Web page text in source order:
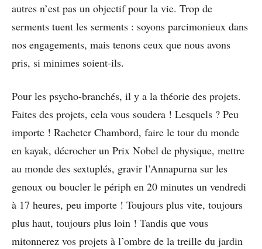
autres n’est pas un objectif pour la vie. Trop de
serments tuent les serments : soyons parcimonieux dans
nos engagements, mais tenons ceux que nous avons
pris, si minimes soient-ils.
Pour les psycho-branchés, il y a la théorie des projets.
Faites des projets, cela vous soudera ! Lesquels ? Peu
importe ! Racheter Chambord, faire le tour du monde
en kayak, décrocher un Prix Nobel de physique, mettre
au monde des sextuplés, gravir l’Annapurna sur les
genoux ou boucler le périph en 20 minutes un vendredi
à 17 heures, peu importe ! Toujours plus vite, toujours
plus haut, toujours plus loin ! Tandis que vous
mitonnerez vos projets à l’ombre de la treille du jardin